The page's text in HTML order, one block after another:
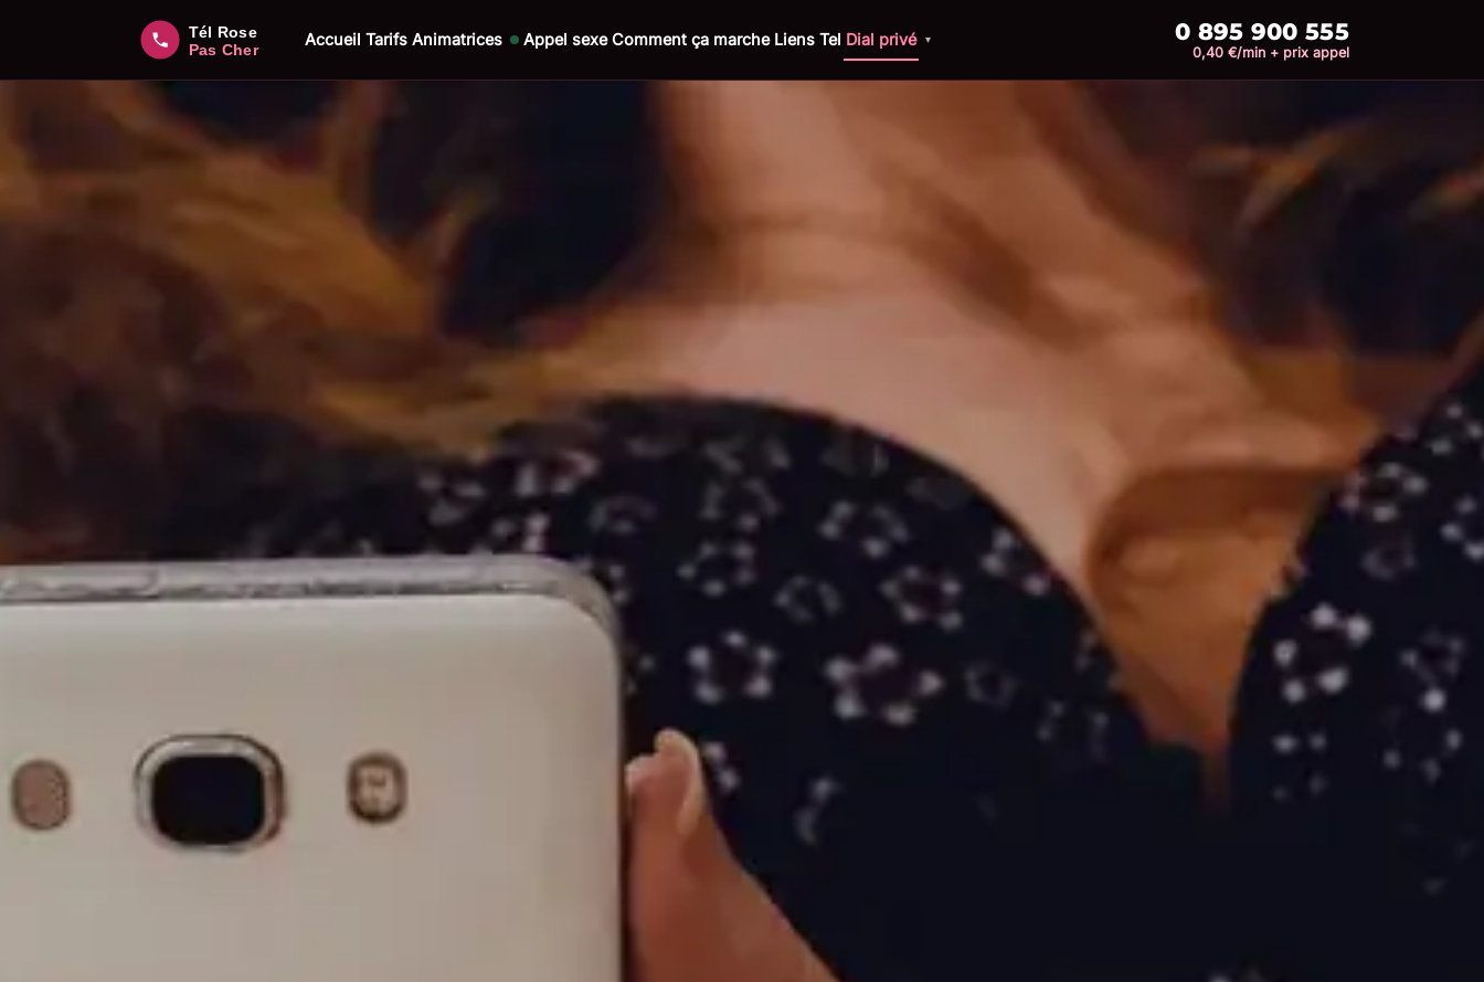
Accueil Tarifs Animatrices Appel sexe Comment ça marche Liens Tel Dial privé ▾ 0 895 900 555
0,40 €/min + prix appel